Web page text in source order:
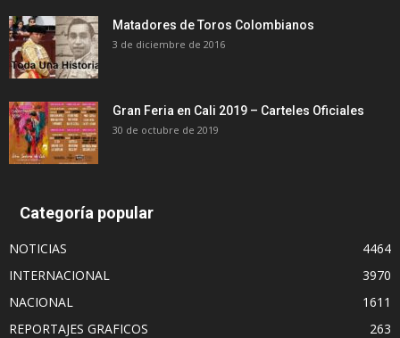
Matadores de Toros Colombianos
3 de diciembre de 2016
Gran Feria en Cali 2019 – Carteles Oficiales
30 de octubre de 2019
Categoría popular
NOTICIAS
4464
INTERNACIONAL
3970
NACIONAL
1611
REPORTAJES GRAFICOS
263